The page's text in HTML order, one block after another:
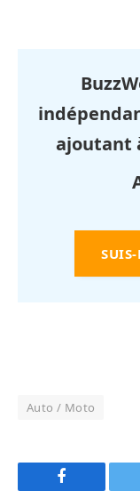
ajoutant
Auto / Moto
Facebook